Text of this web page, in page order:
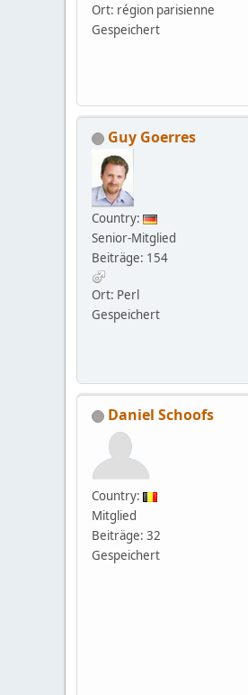
Ort: région parisienne
Gespeichert
Guy Goerres
Country:
Senior-Mitglied
Beiträge: 154
Ort: Perl
Gespeichert
Daniel Schoofs
Country:
Mitglied
Beiträge: 32
Gespeichert